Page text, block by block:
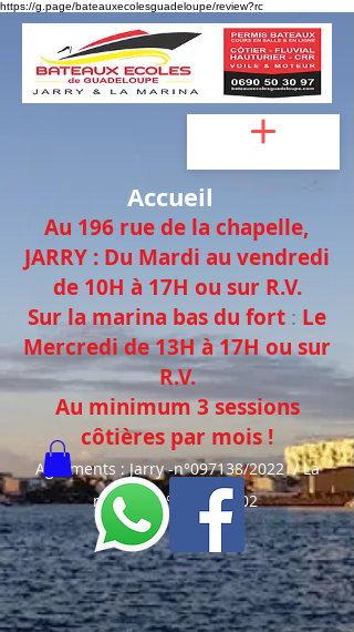
https://g.page/bateauxecolesguadeloupe/review?rc
Accueil
Au 196 rue de la chapelle,
JARRY : Du Mardi au vendredi
de 10H à 17H ou sur R.V.
Sur la marina bas du fort : Le
Mercredi de13H à 17H ou sur
R.V.
Au minimum 3 sessions
côtières par mois !
Agréments : Jarry -n°097138/2022 / La
marina -n°097142/202